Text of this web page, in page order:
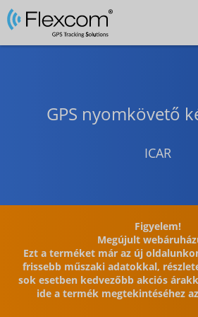
GPS nyomkövető
ICAR
Figyelem!
Megújult
Ezt a terméket már az új
frissebb műszaki adatokkal,
sok esetben kedvezőbb akciós
ide a termék megtekintéséhez